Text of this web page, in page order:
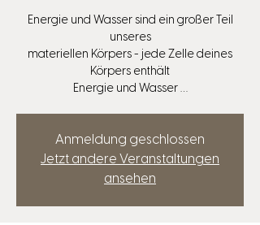
Energie und Wasser sind ein großer Teil
unseres
materiellen Körpers - jede Zelle deines
Körpers enthält
Energie und Wasser …
Anmeldung geschlossen
Jetzt andere Veranstaltungen
ansehen